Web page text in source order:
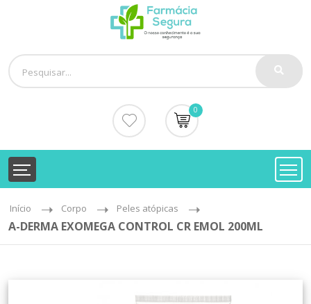
0
Início Corpo Peles atópicas
A-DERMA EXOMEGA CONTROL CR EMOL 200ML